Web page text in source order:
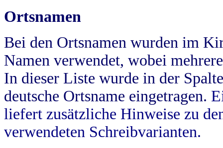
Ortsnamen
Bei den Ortsnamen wurden im
Namen verwendet, wobei
In dieser Liste wurde in der
deutsche Ortsname eingetragen.
liefert zusätzliche Hinweise zu
verwendeten Schreibvarianten.